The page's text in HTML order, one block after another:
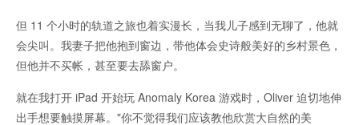
但 11 个小时的轨道之旅也着实漫长，当我儿子感到无聊了，他就
会尖叫。我妻子把他抱到窗边，带他体会史诗般美好的乡村景色，
但他并不买帐，甚至要去舔窗户。
就在我打开 iPad 开始玩 Anomaly Korea 游戏时，Oliver 迫切地伸
出手想要触摸屏幕。"你不觉得我们应该教他欣赏大自然的美